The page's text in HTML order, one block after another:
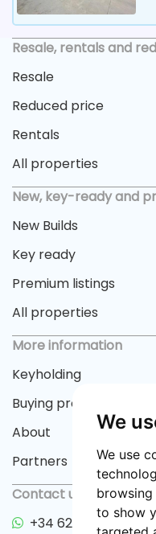
We
We use
to show
Resale, rentals and
Resale
Reduced price
Rentals
All properties
New, key-ready and
New Builds
Key ready
Premium listings
All properties
More information
Keyholding
Buying process
About
Partners
Contact us
+34 622 33 55 82